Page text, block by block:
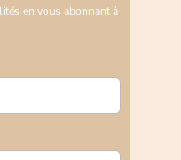
en vous abonnant à